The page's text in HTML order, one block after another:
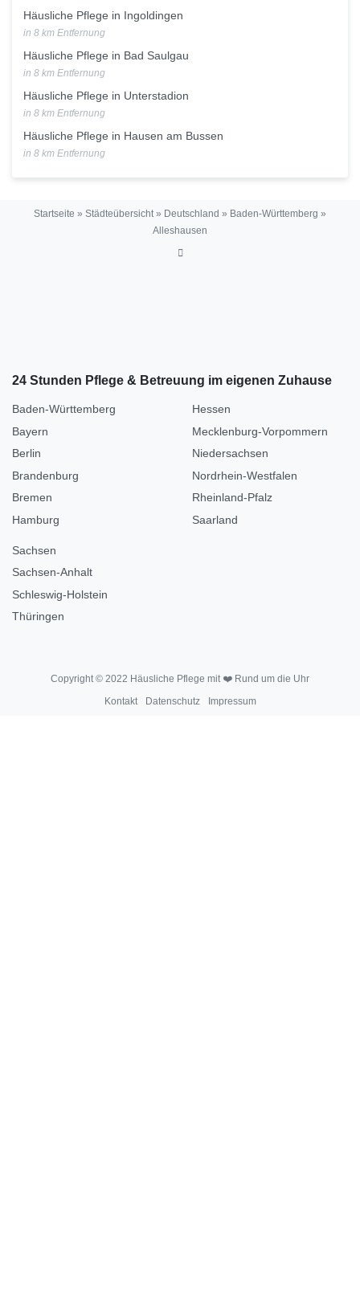
Häusliche Pflege in Ingoldingen
in 8 km Entfernung
Häusliche Pflege in Bad Saulgau
in 8 km Entfernung
Häusliche Pflege in Unterstadion
in 8 km Entfernung
Häusliche Pflege in Hausen am Bussen
in 8 km Entfernung
Startseite » Städteübersicht» Deutschland » Baden-Württemberg »
Alleshausen
24 Stunden Pflege & Betreuung im eigenen Zuhause
Baden-Württemberg
Bayern
Berlin
Brandenburg
Bremen
Hamburg
Hessen
Mecklenburg-Vorpommern
Niedersachsen
Nordrhein-Westfalen
Rheinland-Pfalz
Saarland
Sachsen
Sachsen-Anhalt
Schleswig-Holstein
Thüringen
Copyright © 2022 Häusliche Pflege mit ❤️ Rund um die Uhr
Kontakt
Datenschutz Impressum